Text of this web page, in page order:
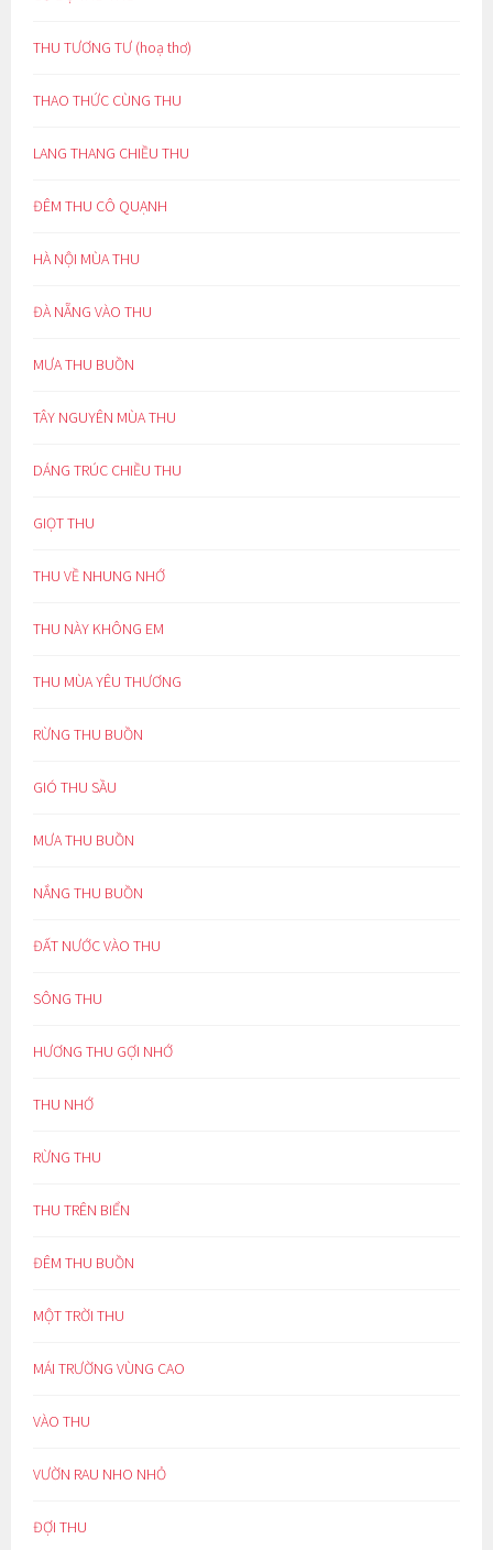
THU TƯƠNG TƯ (hoạ thơ)
THAO THỨC CÙNG THU
LANG THANG CHIỀU THU
ĐÊM THU CÔ QUẠNH
HÀ NỘI MÙA THU
ĐÀ NẴNG VÀO THU
MƯA THU BUỒN
TÂY NGUYÊN MÙA THU
DÁNG TRÚC CHIỀU THU
GIỌT THU
THU VỀ NHUNG NHỚ
THU NÀY KHÔNG EM
THU MÙA YÊU THƯƠNG
RỪNG THU BUỒN
GIÓ THU SẦU
MƯA THU BUỒN
NẮNG THU BUỒN
ĐẤT NƯỚC VÀO THU
SÔNG THU
HƯƠNG THU GỢI NHỚ
THU NHỚ
RỪNG THU
THU TRÊN BIỂN
ĐÊM THU BUỒN
MỘT TRỜI THU
MÁI TRƯỜNG VÙNG CAO
VÀO THU
VƯỜN RAU NHO NHỎ
ĐỢI THU